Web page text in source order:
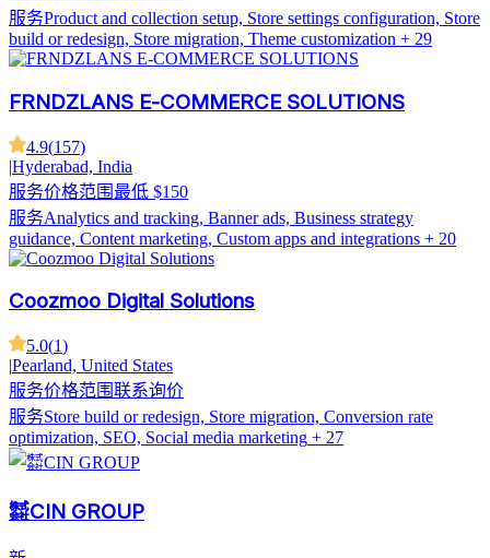
服务Product and collection setup, Store settings configuration, Store
build or redesign, Store migration, Theme customization + 29
FRNDZLANS E-COMMERCE SOLUTIONS
4.9(157)
|Hyderabad, India
服务价格范围最低 $150
服务Analytics and tracking, Banner ads, Business strategy
guidance, Content marketing, Custom apps and integrations + 20
Coozmoo Digital Solutions
5.0(1)
|Pearland, United States
服务价格范围联系询价
服务Store build or redesign, Store migration, Conversion rate
optimization, SEO, Social media marketing + 27
株式会社CIN GROUP